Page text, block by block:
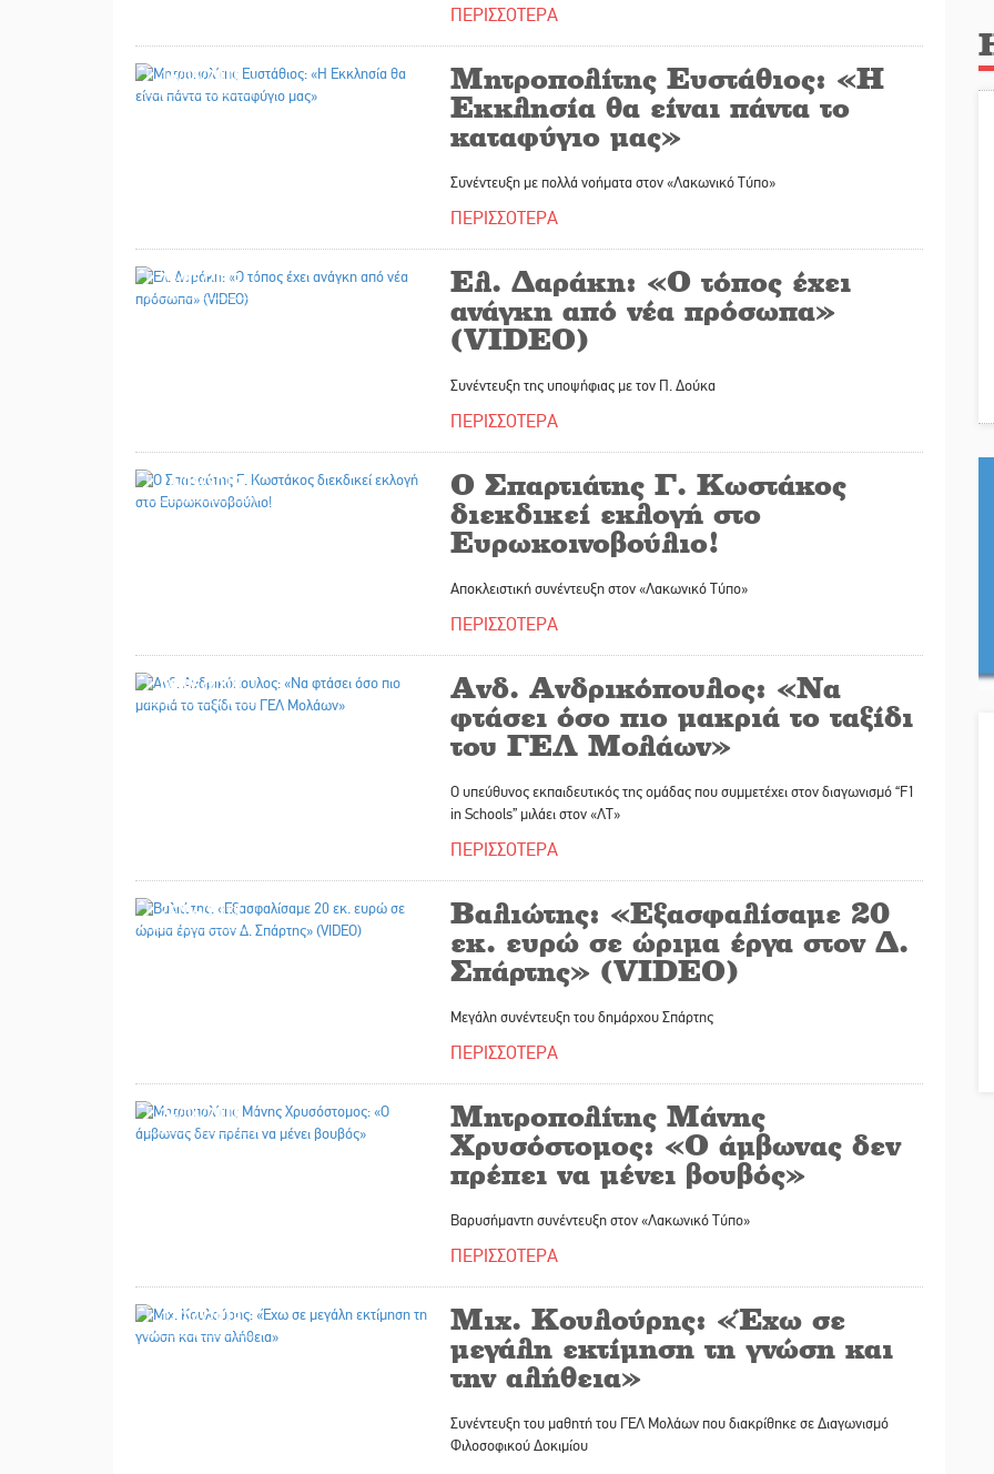
ΠΕΡΙΣΣΟΤΕΡΑ
16/05/2019
Μητροπολίτης Ευστάθιος: «Η
Εκκλησία θα είναι πάντα το
καταφύγιο μας»
Συνέντευξη με πολλά νοήματα στον «Λακωνικό Τύπο»
ΠΕΡΙΣΣΟΤΕΡΑ
13/05/2019
Ελ. Δαράκη: «Ο τόπος έχει
ανάγκη από νέα πρόσωπα»
(VIDEO)
Συνέντευξη της υποψήφιας με τον Π. Δούκα
ΠΕΡΙΣΣΟΤΕΡΑ
10/05/2019
Ο Σπαρτιάτης Γ. Κωστάκος
διεκδικεί εκλογή στο
Ευρωκοινοβούλιο!
Αποκλειστική συνέντευξη στον «Λακωνικό Τύπο»
ΠΕΡΙΣΣΟΤΕΡΑ
09/05/2019
Ανδ. Ανδρικόπουλος: «Να
φτάσει όσο πιο μακριά το ταξίδι
του ΓΕΛ Μολάων»
Ο υπεύθυνος εκπαιδευτικός της ομάδας που συμμετέχει στον διαγωνισμό “F1
in Schools” μιλάει στον «ΛΤ»
ΠΕΡΙΣΣΟΤΕΡΑ
24/04/2019
Βαλιώτης: «Εξασφαλίσαμε 20
εκ. ευρώ σε ώριμα έργα στον Δ.
Σπάρτης» (VIDEO)
Μεγάλη συνέντευξη του δημάρχου Σπάρτης
ΠΕΡΙΣΣΟΤΕΡΑ
24/04/2019
Μητροπολίτης Μάνης
Χρυσόστομος: «Ο άμβωνας δεν
πρέπει να μένει βουβός»
Βαρυσήμαντη συνέντευξη στον «Λακωνικό Τύπο»
ΠΕΡΙΣΣΟΤΕΡΑ
17/04/2019
Μιχ. Κουλούρης: «Έχω σε
μεγάλη εκτίμηση τη γνώση και
την αλήθεια»
Συνέντευξη του μαθητή του ΓΕΛ Μολάων που διακρίθηκε σε Διαγωνισμό
Φιλοσοφικού Δοκιμίου